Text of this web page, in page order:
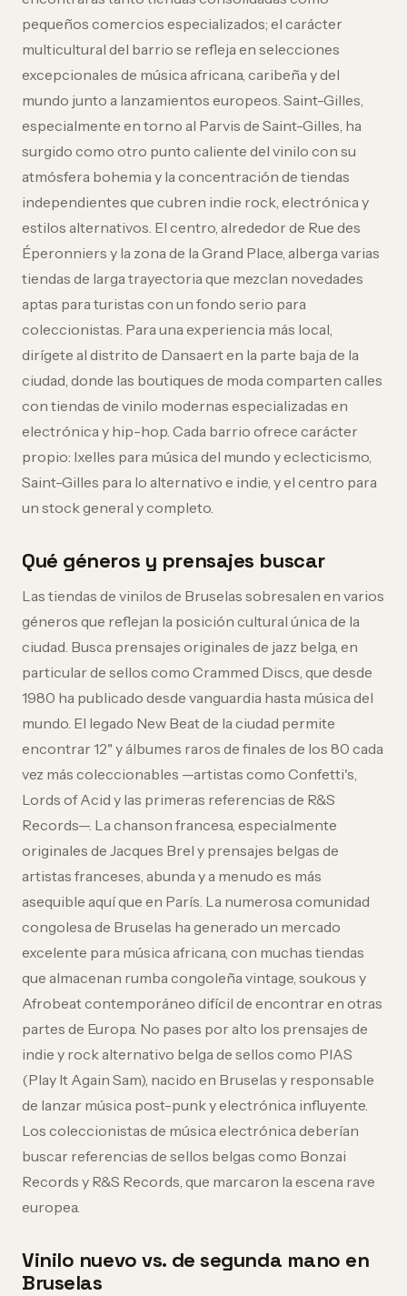
pequeños comercios especializados; el carácter
multicultural del barrio se refleja en selecciones
excepcionales de música africana, caribeña y del
mundo junto a lanzamientos europeos. Saint-Gilles,
especialmente en torno al Parvis de Saint-Gilles, ha
surgido como otro punto caliente del vinilo con su
atmósfera bohemia y la concentración de tiendas
independientes que cubren indie rock, electrónica y
estilos alternativos. El centro, alrededor de Rue des
Éperonniers y la zona de la Grand Place, alberga varias
tiendas de larga trayectoria que mezclan novedades
aptas para turistas con un fondo serio para
coleccionistas. Para una experiencia más local,
dirígete al distrito de Dansaert en la parte baja de la
ciudad, donde las boutiques de moda comparten calles
con tiendas de vinilo modernas especializadas en
electrónica y hip-hop. Cada barrio ofrece carácter
propio: Ixelles para música del mundo y eclecticismo,
Saint-Gilles para lo alternativo e indie, y el centro para
un stock general y completo.
Qué géneros y prensajes buscar
Las tiendas de vinilos de Bruselas sobresalen en varios
géneros que reflejan la posición cultural única de la
ciudad. Busca prensajes originales de jazz belga, en
particular de sellos como Crammed Discs, que desde
1980 ha publicado desde vanguardia hasta música del
mundo. El legado New Beat de la ciudad permite
encontrar 12" y álbumes raros de finales de los 80 cada
vez más coleccionables —artistas como Confetti's,
Lords of Acid y las primeras referencias de R&S
Records—. La chanson francesa, especialmente
originales de Jacques Brel y prensajes belgas de
artistas franceses, abunda y a menudo es más
asequible aquí que en París. La numerosa comunidad
congolesa de Bruselas ha generado un mercado
excelente para música africana, con muchas tiendas
que almacenan rumba congoleña vintage, soukous y
Afrobeat contemporáneo difícil de encontrar en otras
partes de Europa. No pases por alto los prensajes de
indie y rock alternativo belga de sellos como PIAS
(Play It Again Sam), nacido en Bruselas y responsable
de lanzar música post-punk y electrónica influyente.
Los coleccionistas de música electrónica deberían
buscar referencias de sellos belgas como Bonzai
Records y R&S Records, que marcaron la escena rave
europea.
Vinilo nuevo vs. de segunda mano en
Bruselas